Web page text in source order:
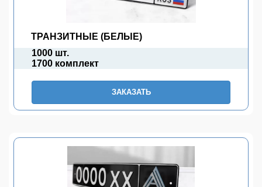
ТРАНЗИТНЫЕ (БЕЛЫЕ)
1000 шт.
1700 комплект
ЗАКАЗАТЬ